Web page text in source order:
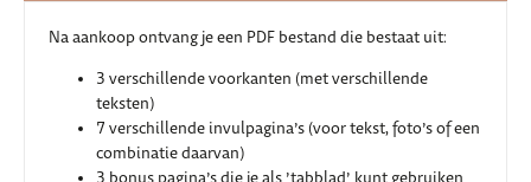
Na aankoop ontvang je een PDF bestand die bestaat uit:
3 verschillende voorkanten (met verschillende
teksten)
7 verschillende invulpagina’s (voor tekst, foto’s of een
combinatie daarvan)